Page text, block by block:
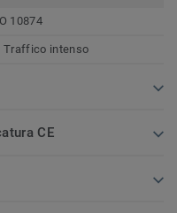
10874
Traffico intenso
CE